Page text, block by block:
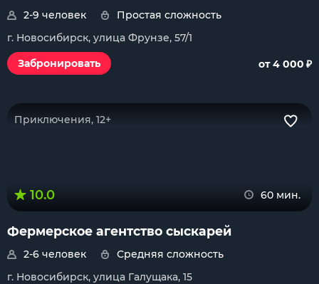
2-9 человек
Простая сложность
г. Новосибирск, улица Фрунзе, 57/1
Забронировать
от 4 000 ₽
Приключения, 12+
10.0 60 мин.
Фермерское агентство сыскарей
2-6 человек
Средняя сложность
г. Новосибирск, улица Галущака, 15